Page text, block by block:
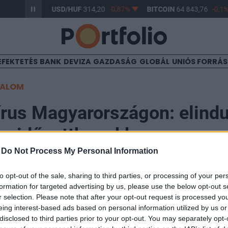
Do Not Process My Personal Information
opt-out of the sale, sharing to third parties, or processing of your
for targeted advertising by us, please use the below opt-out
selection. Please note that after your opt-out request is processed
interest-based ads based on personal information utilized by us
to third parties prior to your opt-out. You may separately
-0,61% USD/HUF314,20 -0,87% BITCOIN64 843,76 -0,1%
BANK DEVIZA GAZDASÁG GLOBÁL UNIÓS
Magyarországon:
idősotthonokban
is elkezdődött a koronavírus elleni védőoltások
létszámú bentlakásos intézményében